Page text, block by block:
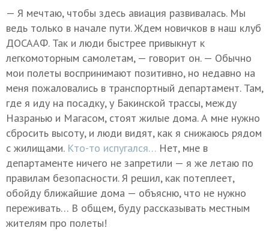
— Я мечтаю, чтобы здесь авиация развивалась. Мы
ведь только в начале пути. Ждем новичков в наш клуб
ДОСААФ. Так и люди быстрее привыкнут к
легкомоторным самолетам, — говорит он. — Обычно
мои полеты воспринимают позитивно, но недавно на
меня пожаловались в транспортный департамент. Там,
где я иду на посадку, у Бакинской трассы, между
Назранью и Магасом, стоят жилые дома. А мне нужно
сбросить высоту, и люди видят, как я снижаюсь рядом
с жилищами. Кто-то испугался… Нет, мне в
департаменте ничего не запретили — я же летаю по
правилам безопасности. Я решил, как потеплеет,
обойду ближайшие дома — объясню, что не нужно
переживать… В общем, буду рассказывать местным
жителям про полеты!